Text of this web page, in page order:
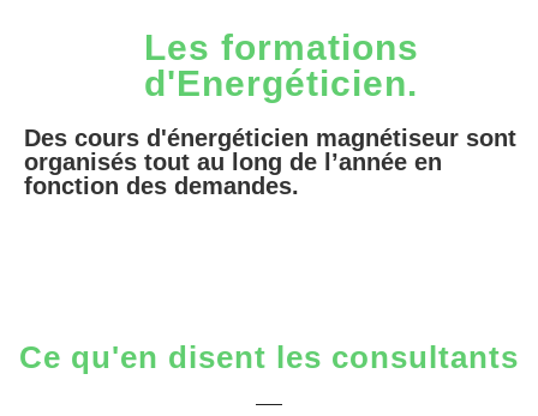
Les formations
d'Energéticien.
Des cours d'énergéticien magnétiseur sont
organisés tout au long de l’année en
fonction des demandes.
Ce qu'en disent les consultants